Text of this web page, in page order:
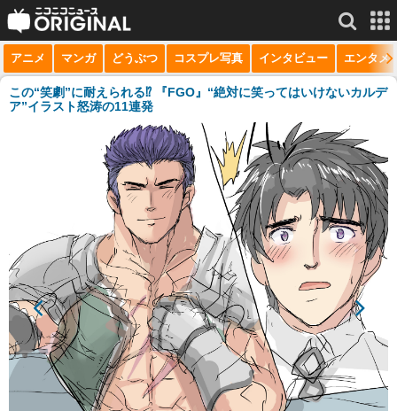
サービス一覧 もっと見る
niconico
チャンネル
マンガ
ニコニコQ
アニメ マンガ どうぶつ コスプレ写真 インタビュー エンタメ
この“笑劇”に耐えられる⁉ 『FGO』“絶対に笑ってはいけないカルデ
ア”イラスト怒涛の11連発